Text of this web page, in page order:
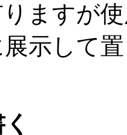
りますが
展示して